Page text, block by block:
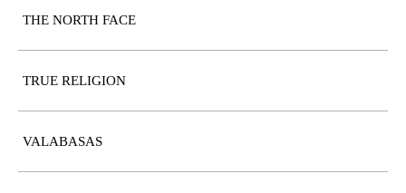
THE NORTH FACE
TRUE RELIGION
VALABASAS